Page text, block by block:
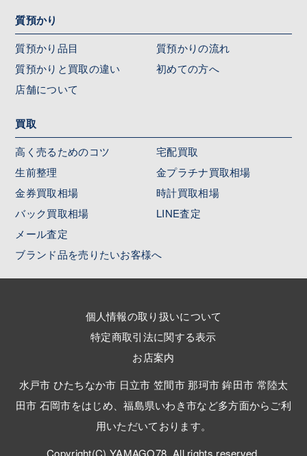
質預かり
質預かり品目
質預かりの流れ
質預かりと買取の違い
初めての方へ
店舗について
買取
高く売るためのコツ
宅配買取
生前整理
金プラチナ買取相場
金券買取相場
時計買取相場
バック買取相場
LINE査定
メール査定
ブランド品を売りたいお客様へ
個人情報の取り扱いについて
特定商取引法に関する表示
お店案内
水戸市 ひたちなか市 日立市 笠間市 那珂市 鉾田市 常陸太
田市 石岡市をはじめ、福島県いわき市など多方面からご利
用いただいております。
Copyright(C) YAMAGO78. All rights reserved.